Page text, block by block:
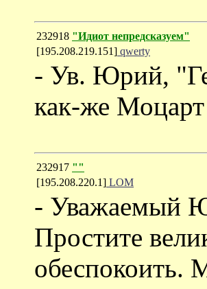
232918 "Идиот непредсказуем"
[195.208.219.151] qwerty
- Ув. Юрий,
как-же
232917 ""
[195.208.220.1] LOM
- Уважаемый
Простите
обеспокоить.